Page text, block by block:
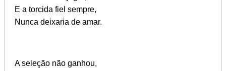
E a torcida fiel sempre,
Nunca deixaria de amar.
A seleção não ganhou,